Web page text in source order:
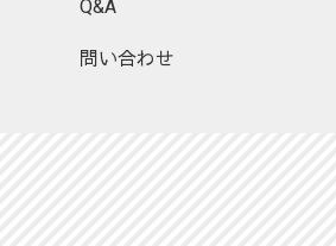
Q&A
問い合わせ